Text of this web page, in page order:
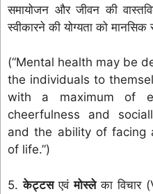
समायोजन और जीवन की
स्वीकारने की योग्यता को
(“Mental health may be
the individuals to
with a maximum of
cheerfulness and
and the ability of facing
of life.”)
5.केट्टसएवंमोस्लेका विचार